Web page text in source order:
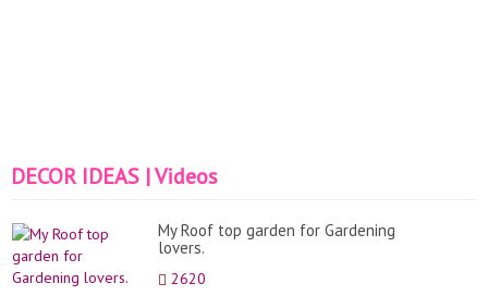
DECOR IDEAS | Videos
My Roof top garden for Gardening
lovers.
2620